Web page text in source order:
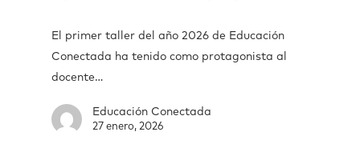
El primer taller del año 2026 de Educación
Conectada ha tenido como protagonista al
docente…
Educación Conectada
27 enero, 2026